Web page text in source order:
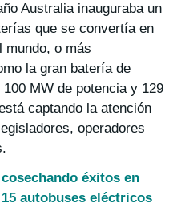
Australia inauguraba un
que se convertía en
mundo, o más
la gran batería de
MW de potencia y 129
captando la atención
operadores
éxitos en
autobuses eléctricos